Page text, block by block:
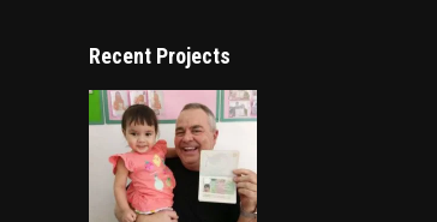
Recent Projects